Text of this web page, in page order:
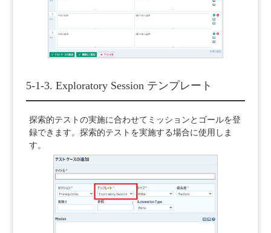
5-1-3. Exploratory Session テンプレート
探索的テストの実施に合わせてミッションとゴールを登
録できます。探索的テストを実施する場合に使用しま
す。